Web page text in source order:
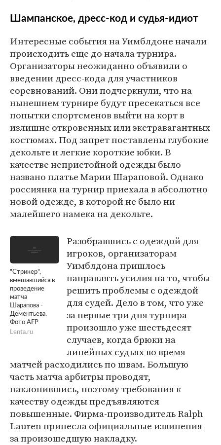
Шампанское, дресс-код и судья-идиот
Интересные события на Уимблдоне начали
происходить еще до начала турнира.
Организаторы неожиданно объявили о
введении дресс-кода для участников
соревнований. Они подчеркнули, что на
нынешнем турнире будут пресекаться все
попытки спортсменов выйти на корт в
излишне откровенных или экстравагантных
костюмах. Под запрет поставлены глубокие
декольте и легкие короткие юбки. В
качестве непристойной одежды было
названо платье Марии Шараповой. Однако
россиянка на турнир приехала в абсолютно
новой одежде, в которой не было ни
малейшего намека на декольте.
"Стрикер",
вмешавшийся в
проведение
матча
Шарапова -
Дементьева.
Фото AFP
Lenta.ru
Разобравшись с одеждой для
игроков, организаторам
Уимблдона пришлось
направлять усилия на то, чтобы
решить проблемы с одеждой
для судей. Дело в том, что уже
за первые три дня турнира
произошло уже шестьдесят
случаев, когда брюки на
линейных судьях во время
матчей расходились по швам. Большую
часть матча арбитры проводят,
наклонившись, поэтому требования к
качеству одежды предъявляются
повышенные. Фирма-производитель Ralph
Lauren принесла официальные извинения
за произошедшую накладку.